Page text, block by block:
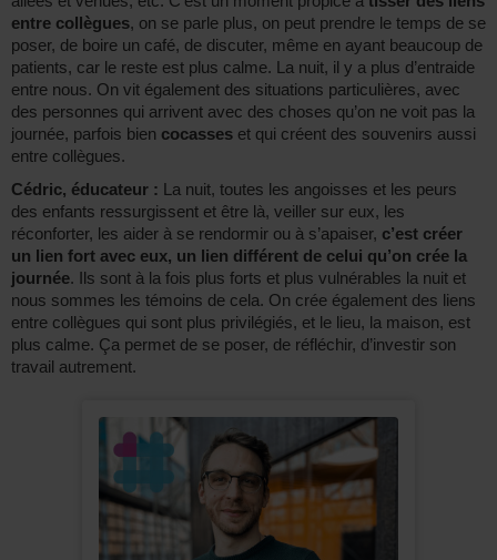
entre collègues, on se parle plus, on peut prendre le temps de se
poser, de boire un café, de discuter, même en ayant beaucoup de
patients, car le reste est plus calme. La nuit, il y a plus d’entraide
entre nous. On vit également des situations particulières, avec
des personnes qui arrivent avec des choses qu’on ne voit pas la
journée, parfois bien cocasses et qui créent des souvenirs aussi
entre collègues.
Cédric, éducateur : La nuit, toutes les angoisses et les peurs
des enfants ressurgissent et être là, veiller sur eux, les
réconforter, les aider à se rendormir ou à s’apaiser, c’est créer
un lien fort avec eux, un lien différent de celui qu’on crée la
journée. Ils sont à la fois plus forts et plus vulnérables la nuit et
nous sommes les témoins de cela. On crée également des liens
entre collègues qui sont plus privilégiés, et le lieu, la maison, est
plus calme. Ça permet de se poser, de réfléchir, d’investir son
travail autrement.